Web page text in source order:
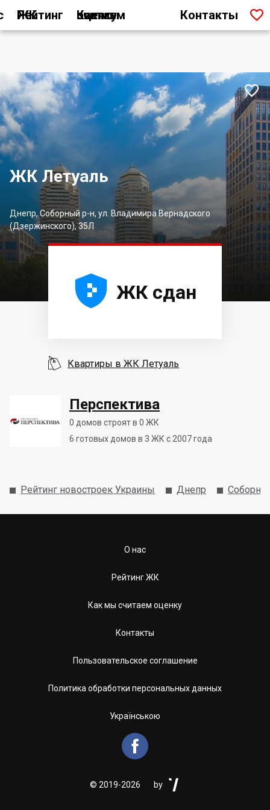
Рейтинг ЖК Как мы считаем оценку Контакты 
ЖК Летуаль
Днепр, Соборный р-н, ул. Владимира Вернадского
(Дзержинского), 35Л

Перспектива
0 домов строят в 0 ЖК
6 готовых домов в 3 ЖК с 2007 года




 ЖК сдан
 Квартиры в ЖК Летуаль
Рейтинг новостроек Украины Днепр
О нас
Рейтинг ЖК
Как мы считаем оценку
Контакты
Пользовательское соглашение
Политика обработки персональных данных
Українською

© 2019-2026 by 